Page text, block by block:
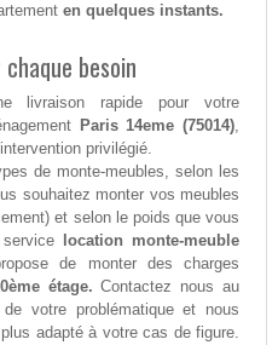
en quelques instants.
besoin
livraison rapide pour votre
Paris 14eme (75014),
privilégié.
de monte-meubles, selon les
souhaitez monter vos meubles
et selon le poids que vous
location monte-meuble
de monter des charges
étage. Contactez nous au
votre problématique et nous
adapté à votre cas de figure.